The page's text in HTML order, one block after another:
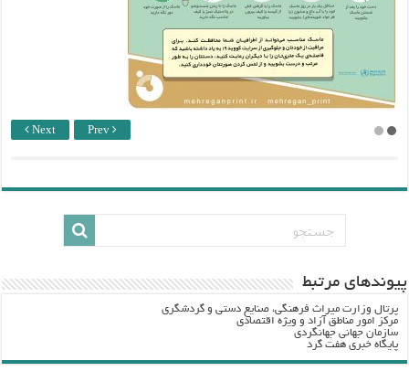
Next Prev
پيوندهاي مرتبط
پرتال وزارت ميراث فرهنگي، صنایع دستی و گردشگري
مرکز امور مناطق آزاد و ویژه اقتصادی
سازمان جهانی جهانگردی
پایگاه خبری هفت گرد